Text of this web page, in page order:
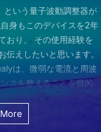
れぞれが奏でるハーモ
な空間を作り出してく
く、心も潤す 今日は何
めていました。 最初は
くなり、少し残念に思い
ヒーを入れ、 窓辺に座
、不思議と心が落ち着い
の浄化装置です。 土埃
を与え、空気を清 ...
ないですか？ マスクを
がら、くしゃみと戦う
鼻水との格闘が始まり
目を真っ赤にして、テ
。 周りの人たちも同じ
粉症戦争」の真っ只中。
した。 この花粉症との
気持ちに似ているな、
うしようもない状況、
いう量子波動調整器が
身もこのデバイスを2年
おり、 その使用経験を
伝えしたいと思います。
は、微弱な電流と周波
スを整えることを目的
スです。 専用のアプリ
体に微弱な電流を流すこ
波数を分析・適用しま
か社会問題のニュース
トランプの発言やDSの
万円の壁など・・・・。
できるわけではないの
いました。 なんだか、
してくれる感じがするの
てしまうのです。 そし
ゃ波動が下がっていま
いたのかといえば ...
ない。 地位も名誉もな
い（笑） でもねぇ、 た
る時もあるんです。 そ
、 今ここに生きている
ある。 それは、どうい
いる時 今に集中して、
日ワカサギ釣りに行き
を垂らすやつ。 &nb ...
んね。 いつの間にか年
ぎ去っていく。 なんて
（笑） まあ、それだけ
ょう。 昨年末は結構忙
、 年始は暇。 暇になる
。 自分は今ここを生き
今ここだけなのです
過去を悔んだり &nbsp
たと思います。 Healy
開発され、製造された最
康をサポートする製品
用して体をよりバラン
波数応用のアイデアに
電子デバイスです。 細
健康的な生活をサポート
んまり使っていませ
意欲というか、やる気が
で今まで使っていた
ばです。 特に困ってい
はほとんど使っていなか
ったのですが、 気分で
すよね。 気分が乗った
変えてみてUSBーC端
の呪縛から解放される
い。 &n ...
さい割には結構高いデ
迷いました。 でもねぇ
を良くして豊かな人生
。 だから、多少の投資
とわからないと購入し
ぐらいはほどほどに使
、 やはり実感がね。 良
乏しい。 これ、たぶん
いるからだと思う。 近
解雇されたようです。
法かどうかは別として
・ とってもつらい。 自
谷さんが好きというな
に思い入れがあるわけ
今の水原さんの気持ち
というのも、多額の借
たいと日々思いながら
でしょ。 ...